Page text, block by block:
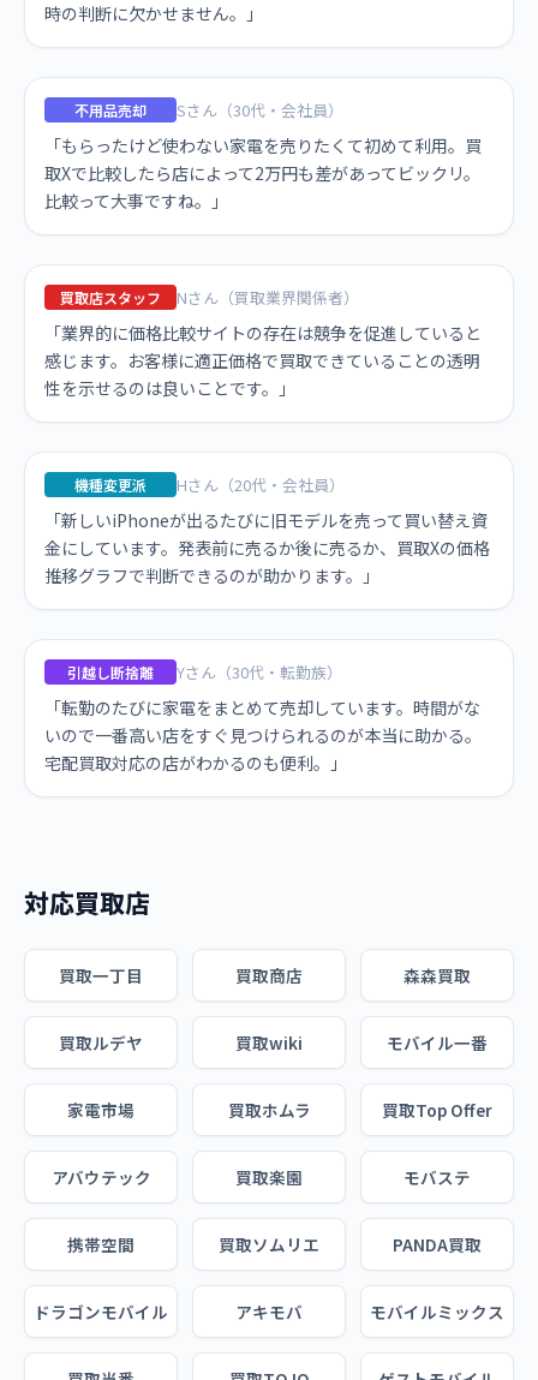
時の判断に欠かせません。」
不用品売却 Sさん（30代・会社員）
「もらったけど使わない家電を売りたくて初めて利用。買
取Xで比較したら店によって2万円も差があってビックリ。
比較って大事ですね。」
買取店スタッフ Nさん（買取業界関係者）
「業界的に価格比較サイトの存在は競争を促進していると
感じます。お客様に適正価格で買取できていることの透明
性を示せるのは良いことです。」
機種変更派 Hさん（20代・会社員）
「新しいiPhoneが出るたびに旧モデルを売って買い替え資
金にしています。発表前に売るか後に売るか、買取Xの価格
推移グラフで判断できるのが助かります。」
引越し断捨離 Yさん（30代・転勤族）
「転勤のたびに家電をまとめて売却しています。時間がな
いので一番高い店をすぐ見つけられるのが本当に助かる。
宅配買取対応の店がわかるのも便利。」
対応買取店
買取一丁目 買取商店 森森買取
買取ルデヤ 買取wiki モバイル一番
家電市場 買取ホムラ 買取Top Offer
アバウテック 買取楽園 モバステ
携帯空間 買取ソムリエ PANDA買取
ドラゴンモバイル アキモバ モバイルミックス